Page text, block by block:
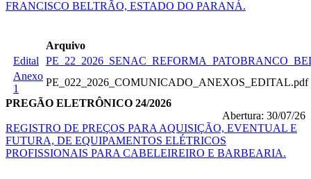
FRANCISCO BELTRÃO, ESTADO DO PARANÁ.
Arquivo
Edital
Anexo
1
PE_022_2026_COMUNICADO_ANEXOS_EDITAL.pdf
PREGÃO ELETRÔNICO 24/2026
Abertura: 30/07/26
REGISTRO DE PREÇOS PARA AQUISIÇÃO, EVENTUAL E
FUTURA, DE EQUIPAMENTOS ELÉTRICOS
PROFISSIONAIS PARA CABELEIREIRO E BARBEARIA.